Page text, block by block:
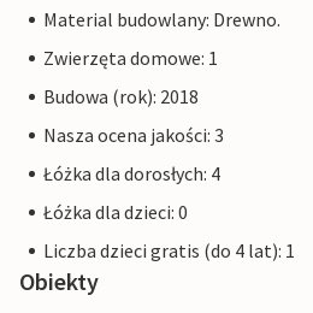
Material budowlany: Drewno.
Zwierzęta domowe: 1
Budowa (rok): 2018
Nasza ocena jakości: 3
Łóżka dla dorosłych: 4
Łóżka dla dzieci: 0
Liczba dzieci gratis (do 4 lat): 1
Obiekty